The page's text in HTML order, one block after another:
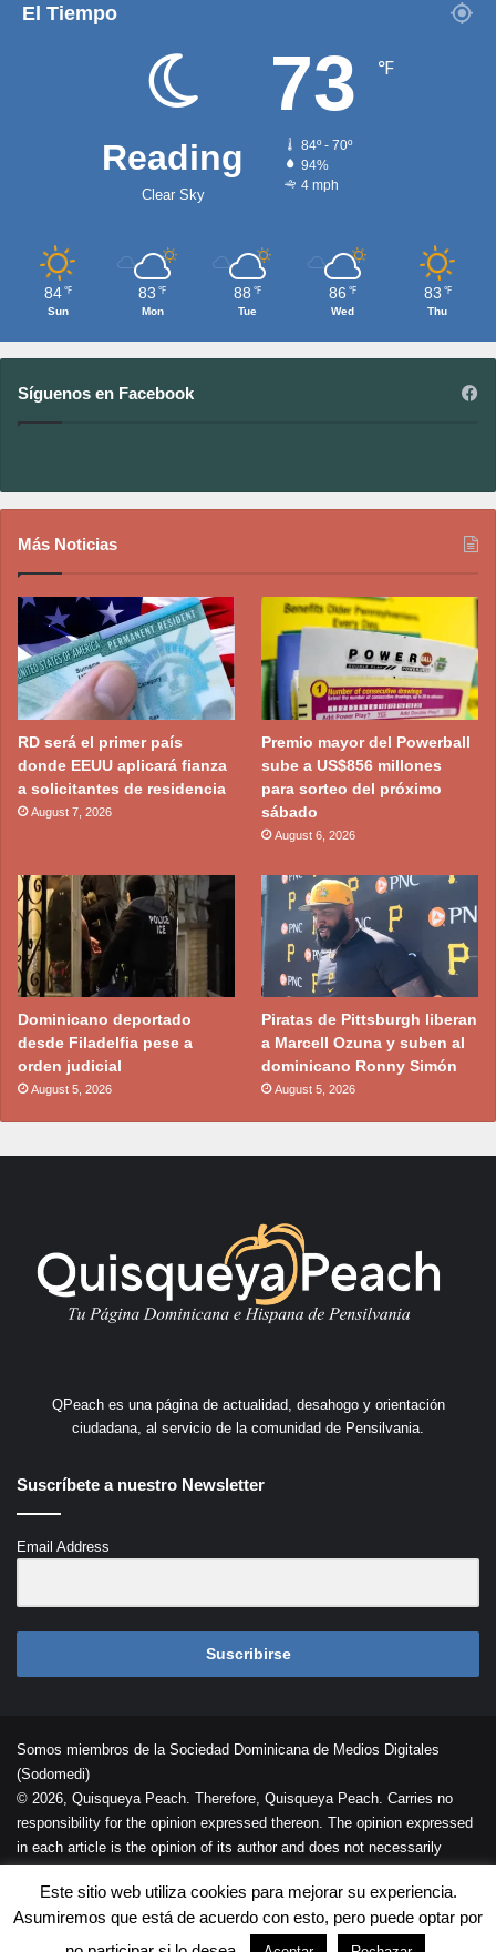
El Tiempo
Reading
Clear Sky
73 ℉
84º - 70º
94%
4 mph
84 ℉
Sun
83 ℉
Mon
88 ℉
Tue
86 ℉
Wed
83 ℉
Thu
Síguenos en Facebook
Más Noticias
RD será el primer país
donde EEUU aplicará fianza
a solicitantes de residencia
August 7, 2026
Premio mayor del Powerball
sube a US$856 millones
para sorteo del próximo
sábado
August 6, 2026
Dominicano deportado
desde Filadelfia pese a
orden judicial
August 5, 2026
Piratas de Pittsburgh liberan
a Marcell Ozuna y suben al
dominicano Ronny Simón
August 5, 2026
QPeach es una página de actualidad, desahogo y orientación
ciudadana, al servicio de la comunidad de Pensilvania.
Suscríbete a nuestro Newsletter
Email Address
Suscribirse
Somos miembros de la Sociedad Dominicana de Medios Digitales
(Sodomedi)
© 2026, Quisqueya Peach. Therefore, Quisqueya Peach. Carries no
responsibility for the opinion expressed thereon. The opinion expressed
in each article is the opinion of its author and does not necessarily
reflect the opinion of Quisqueya Peach .
Desarrollada porPalaeli Studio
Términos de Uso
Este sitio web utiliza cookies para mejorar su experiencia.
Asumiremos que está de acuerdo con esto, pero puede optar por